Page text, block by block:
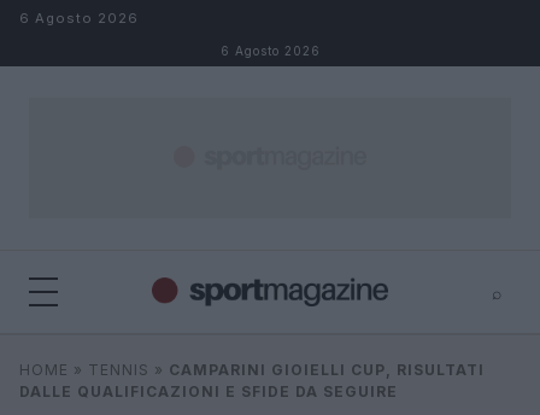
Salta al contenuto
6 Agosto 2026
6 Agosto 2026
⌕
Cerca
⌕
HOME » TENNIS » CAMPARINI GIOIELLI CUP, RISULTATI
DALLE QUALIFICAZIONI E SFIDE DA SEGUIRE